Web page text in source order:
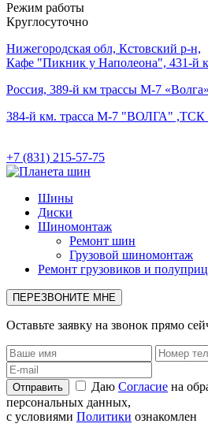
Режим работы
Круглосуточно
Нижегородская обл, Кстовский р-н,
Кафе "Пикник у Наполеона", 431-й
Россия, 389-й км трассы М-7 «Волга»
384-й км. трасса М-7 "ВОЛГА"
+7 (831) 215-57-75
Шины
Диски
Шиномонтаж
Ремонт шин
Грузовой шиномонтаж
Ремонт грузовиков и
ПЕРЕЗВОНИТЕ МНЕ
Оставьте заявку на звонок прямо
Даю Согласие на
персональных данных,
с условиями Политики ознакомлен